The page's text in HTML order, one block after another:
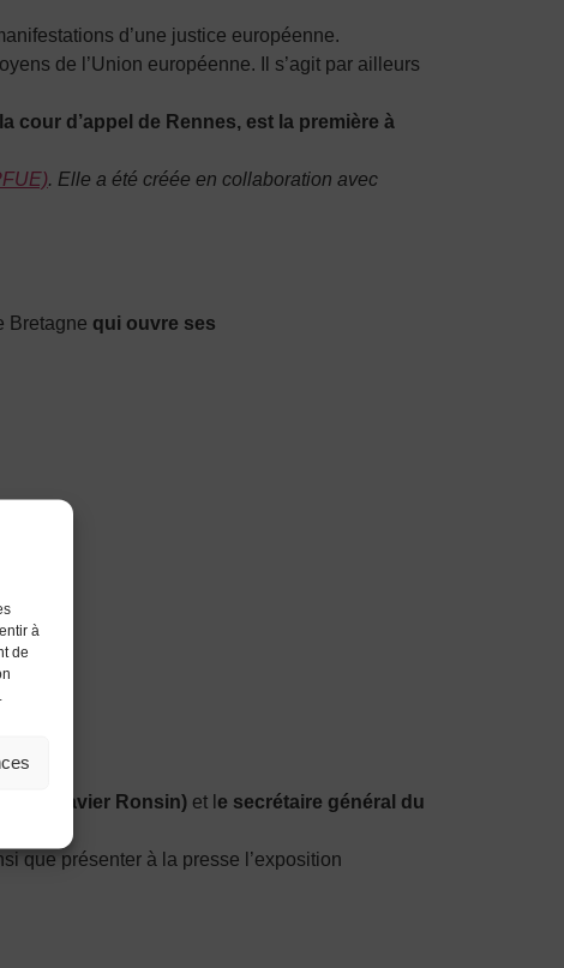
à
de
d’une justice européenne.
de l’Union européenne. Il s’agit par ailleurs
cour d’appel de Rennes, est la première à
. Elle a été créée en collaboration avec
Bretagne qui ouvre ses
(Xavier Ronsin) et l e secrétaire général du
que présenter à la presse l’exposition